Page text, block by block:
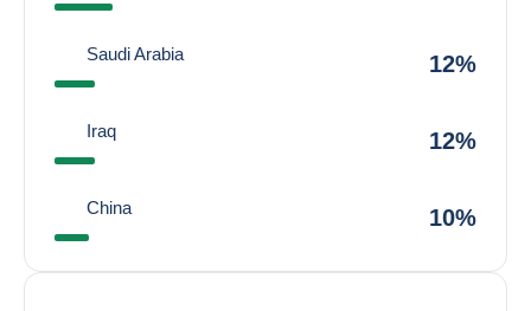
Saudi Arabia 12%
Iraq 12%
China 10%